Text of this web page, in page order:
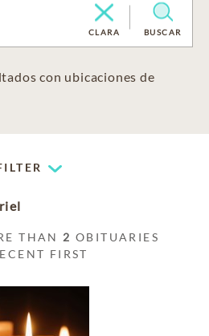
CLARA BUSCAR
con ubicaciones de
THAN 2 OBITUARIES
FIRST